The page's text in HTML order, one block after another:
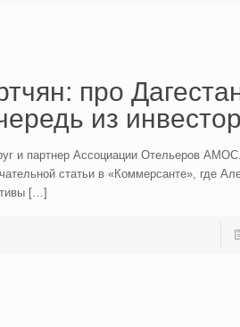
про
из
и партнер Ассоциации Отельеров
статьи в «Коммерсанте», где
[…]